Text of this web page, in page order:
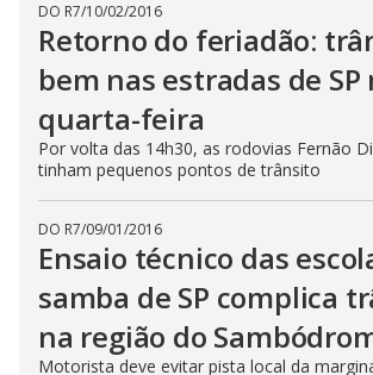
DO R7/10/02/2016
Retorno do feriadão:
bem nas estradas de SP
quarta-feira
Por volta das 14h30, as rodovias Fernão
tinham pequenos pontos de trânsito
DO R7/09/01/2016
Ensaio técnico das
samba de SP complica
na região do
Motorista deve evitar pista local da